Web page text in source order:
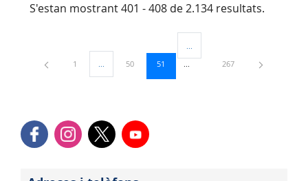
S'estan mostrant 401 - 408 de 2.134 resultats.
Pàgina
1 ...Pàgines intermèdies Utilitzeu TAB per navegar.
Pàgina
50 Pàgina
51
Pàgines intermèdies Utilitzeu
Pàgina
267